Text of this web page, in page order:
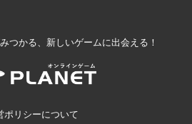
つかる、新しいゲームに出会える！
ポリシーについて